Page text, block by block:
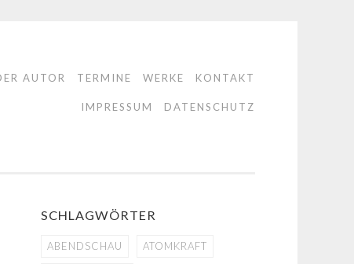
AUTOR TERMINE WERKE KONTAKT
IMPRESSUM DATENSCHUTZ
SCHLAGWÖRTER
ABENDSCHAU ATOMKRAFT